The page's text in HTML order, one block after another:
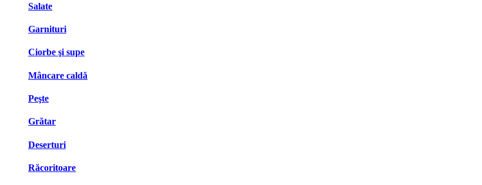
Salate
Garnituri
Ciorbe şi supe
Mâncare caldă
Peşte
Grătar
Deserturi
Răcoritoare